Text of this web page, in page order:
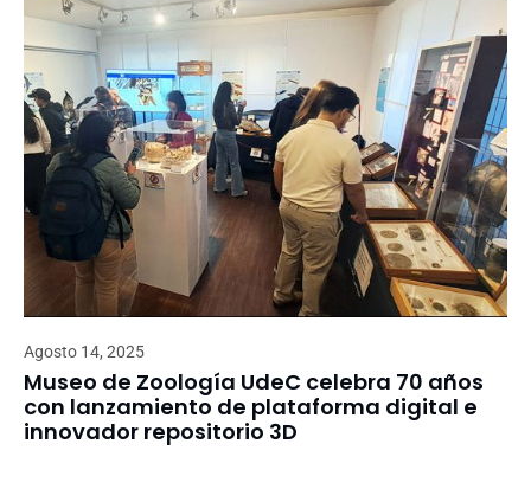
Agosto 14, 2025
Museo de Zoología UdeC celebra 70 años
con lanzamiento de plataforma digital e
innovador repositorio 3D